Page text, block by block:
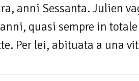
anni Sessanta. Julien
quasi sempre in
Per lei, abi­tuata a una